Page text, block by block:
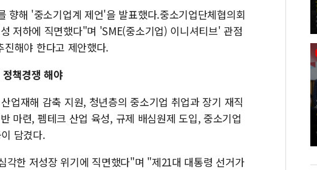
향해 '중소기업계 제언'을 발표했다.중소기업단체협의회
저하에 직면했다"며 'SME(중소기업) 이니셔티브' 관점
해야 한다고 제안했다.
책경쟁 해야
업재해 감축 지원, 청년층의 중소기업 취업과 장기 재직
마련, 펨테크 산업 육성, 규제 배심원제 도입, 중소기업
담겼다.
각한 저성장 위기에 직면했다"며 "제21대 대통령 선거가